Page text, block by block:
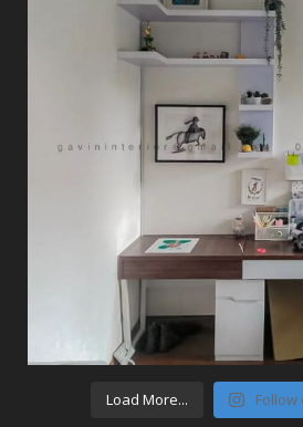
Load More... Follow